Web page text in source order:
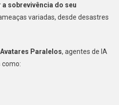
a sobrevivência do seu
variadas, desde desastres
Avatares Paralelos, agentes de IA